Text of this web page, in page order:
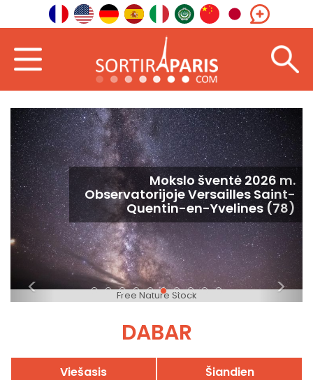
Free Nature Stock
Mokslo šventė 2026 m.
Observatorijoje Versailles Saint-
Quentin-en-Yvelines (78)
<
>
DABAR
Viešasis
Šiandien